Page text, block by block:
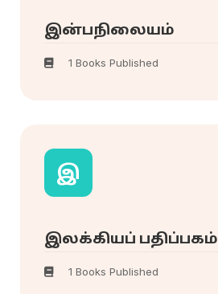
இன்பநிலையம்
1 Books Published
இ
இலக்கியப் பதிப்பகம்
1 Books Published